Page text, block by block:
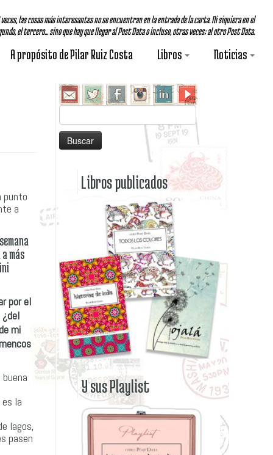
veces, las cosas más interesantes no se encuentran en la entrada de la carta. Ni siquiera en el
el tercero... sino que hay que llegar al Post Data o incluso, otras veces; al otro Post Data.
A propósito de Pilar Ruiz Costa Libros Noticias
punto
a
más
por el
mi
la
lagos,
pasen
Libros publicados
Y sus Playlist